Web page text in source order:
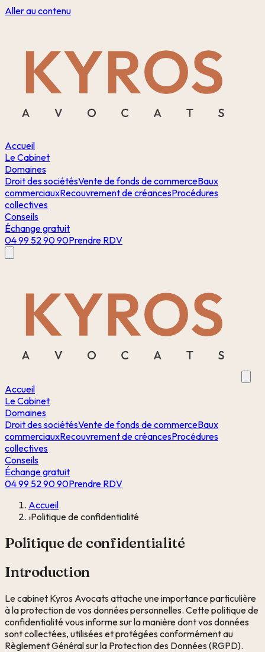
Aller au contenu
Accueil
Le Cabinet
Domaines
Droit des sociétésVente de fonds de commerceBaux
commerciauxRecouvrement de créancesProcédures
collectives
Conseils
Échange gratuit
04 99 52 90 90Prendre RDV
Accueil
Le Cabinet
Domaines
Droit des sociétésVente de fonds de commerceBaux
commerciauxRecouvrement de créancesProcédures
collectives
Conseils
Échange gratuit
04 99 52 90 90Prendre RDV
Accueil
›Politique de confidentialité
Politique de confidentialité
Introduction
Le cabinet Kyros Avocats attache une importance particulière
à la protection de vos données personnelles. Cette politique de
confidentialité vous informe sur la manière dont vos données
sont collectées, utilisées et protégées conformément au
Règlement Général sur la Protection des Données (RGPD).